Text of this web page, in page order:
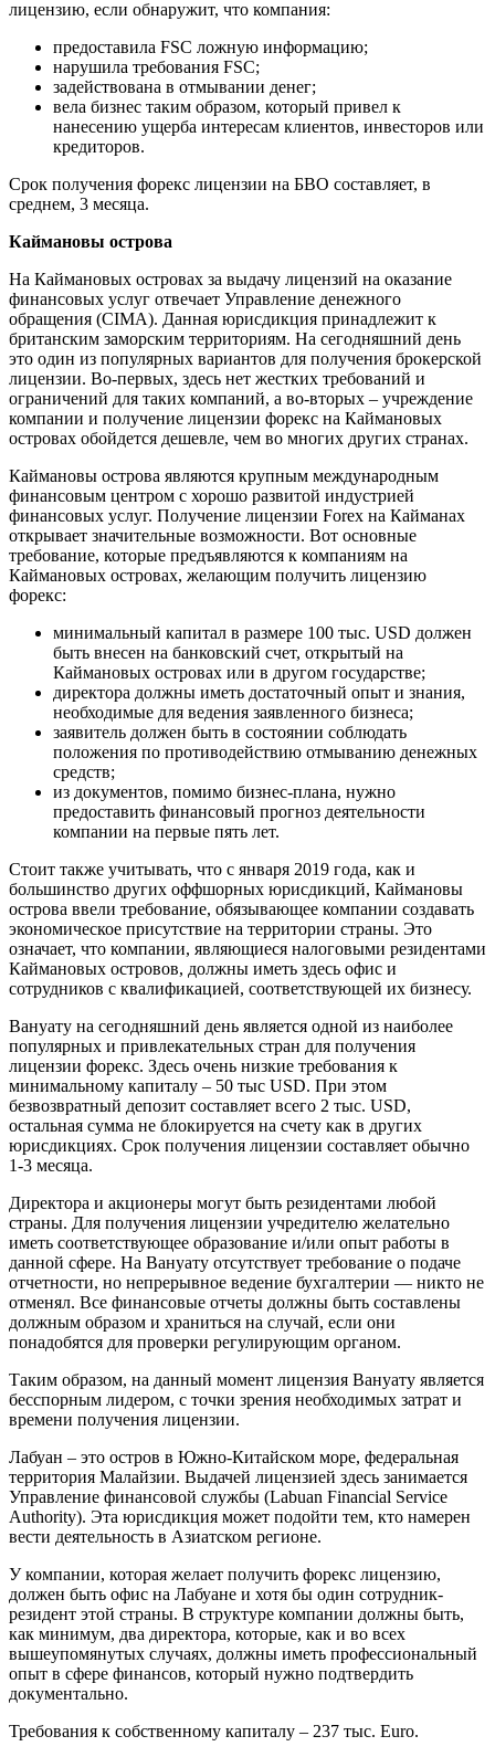
лицензию, если обнаружит, что компания:
предоставила FSC ложную информацию;
нарушила требования FSC;
задействована в отмывании денег;
вела бизнес таким образом, который привел к
нанесению ущерба интересам клиентов, инвесторов или
кредиторов.
Срок получения форекс лицензии на БВО составляет, в
среднем, 3 месяца.
Каймановы острова
На Каймановых островах за выдачу лицензий на оказание
финансовых услуг отвечает Управление денежного
обращения (CIMA). Данная юрисдикция принадлежит к
британским заморским территориям. На сегодняшний день
это один из популярных вариантов для получения брокерской
лицензии. Во-первых, здесь нет жестких требований и
ограничений для таких компаний, а во-вторых – учреждение
компании и получение лицензии форекс на Каймановых
островах обойдется дешевле, чем во многих других странах.
Каймановы острова являются крупным международным
финансовым центром с хорошо развитой индустрией
финансовых услуг. Получение лицензии Forex на Кайманах
открывает значительные возможности. Вот основные
требование, которые предъявляются к компаниям на
Каймановых островах, желающим получить лицензию
форекс:
минимальный капитал в размере 100 тыс. USD должен
быть внесен на банковский счет, открытый на
Каймановых островах или в другом государстве;
директора должны иметь достаточный опыт и знания,
необходимые для ведения заявленного бизнеса;
заявитель должен быть в состоянии соблюдать
положения по противодействию отмыванию денежных
средств;
из документов, помимо бизнес-плана, нужно
предоставить финансовый прогноз деятельности
компании на первые пять лет.
Стоит также учитывать, что с января 2019 года, как и
большинство других оффшорных юрисдикций, Каймановы
острова ввели требование, обязывающее компании создавать
экономическое присутствие на территории страны. Это
означает, что компании, являющиеся налоговыми резидентами
Каймановых островов, должны иметь здесь офис и
сотрудников с квалификацией, соответствующей их бизнесу.
Вануату на сегодняшний день является одной из наиболее
популярных и привлекательных стран для получения
лицензии форекс. Здесь очень низкие требования к
минимальному капиталу – 50 тыс USD. При этом
безвозвратный депозит составляет всего 2 тыс. USD,
остальная сумма не блокируется на счету как в других
юрисдикциях. Срок получения лицензии составляет обычно
1-3 месяца.
Директора и акционеры могут быть резидентами любой
страны. Для получения лицензии учредителю желательно
иметь соответствующее образование и/или опыт работы в
данной сфере. На Вануату отсутствует требование о подаче
отчетности, но непрерывное ведение бухгалтерии — никто не
отменял. Все финансовые отчеты должны быть составлены
должным образом и храниться на случай, если они
понадобятся для проверки регулирующим органом.
Таким образом, на данный момент лицензия Вануату является
бесспорным лидером, с точки зрения необходимых затрат и
времени получения лицензии.
Лабуан – это остров в Южно-Китайском море, федеральная
территория Малайзии. Выдачей лицензией здесь занимается
Управление финансовой службы (Labuan Financial Service
Authority). Эта юрисдикция может подойти тем, кто намерен
вести деятельность в Азиатском регионе.
У компании, которая желает получить форекс лицензию,
должен быть офис на Лабуане и хотя бы один сотрудник-
резидент этой страны. В структуре компании должны быть,
как минимум, два директора, которые, как и во всех
вышеупомянутых случаях, должны иметь профессиональный
опыт в сфере финансов, который нужно подтвердить
документально.
Требования к собственному капиталу – 237 тыс. Euro.